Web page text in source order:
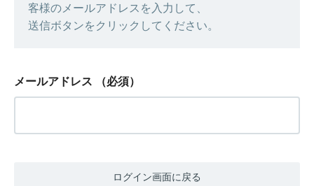
客様のメールアドレスを入力して、
送信ボタンをクリックしてください。
メールアドレス （必須）
ログイン画面に戻る